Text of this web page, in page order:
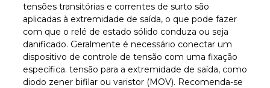
tensões transitórias e correntes de surto são
aplicadas à extremidade de saída, o que pode fazer
com que o relé de estado sólido conduza ou seja
danificado. Geralmente é necessário conectar um
dispositivo de controle de tensão com uma fixação
específica. tensão para a extremidade de saída, como
diodo zener bifilar ou varistor (MOV). Recomenda-se